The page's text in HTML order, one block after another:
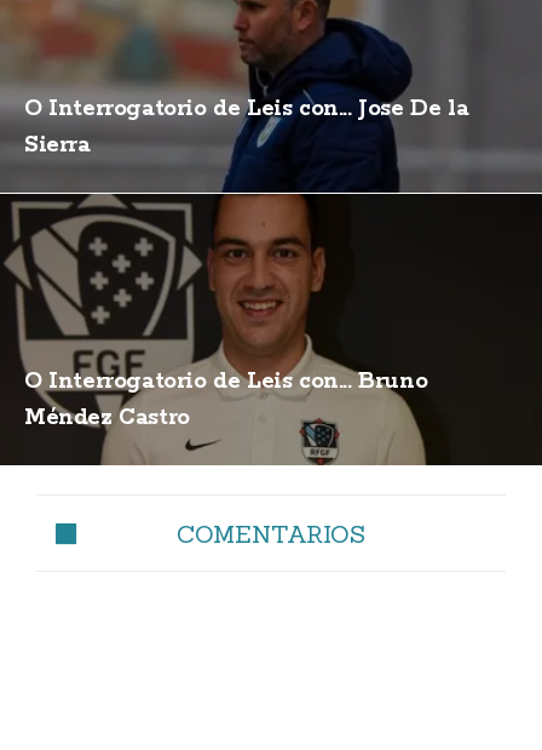
O Interrogatorio de Leis con... Jose De la
Sierra
O Interrogatorio de Leis con... Bruno
Méndez Castro
COMENTARIOS